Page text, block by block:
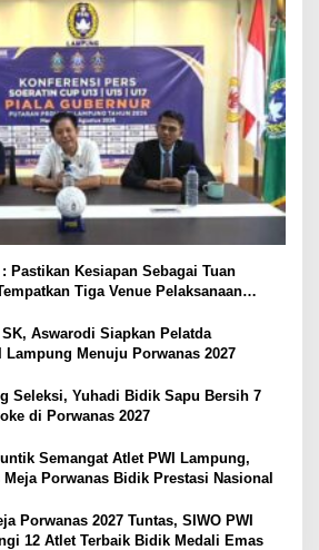
Pastikan Kesiapan Sebagai Tuan
Tiga Venue Pelaksanaan
Aswarodi Siapkan Pelatda
Lampung Menuju Porwanas 2027
Seleksi, Yuhadi Bidik Sapu Bersih 7
di Porwanas 2027
Semangat Atlet PWI Lampung,
Porwanas Bidik Prestasi Nasional
Porwanas 2027 Tuntas, SIWO PWI
12 Atlet Terbaik Bidik Medali Emas